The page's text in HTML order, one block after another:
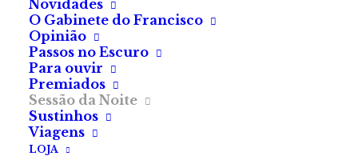
Novidades
O Gabinete do Francisco
Opinião
Passos no Escuro
Para ouvir
Premiados
Sessão da Noite
Sustinhos
Viagens
LOJA
Tenho sempre muita dificuldade em responder à